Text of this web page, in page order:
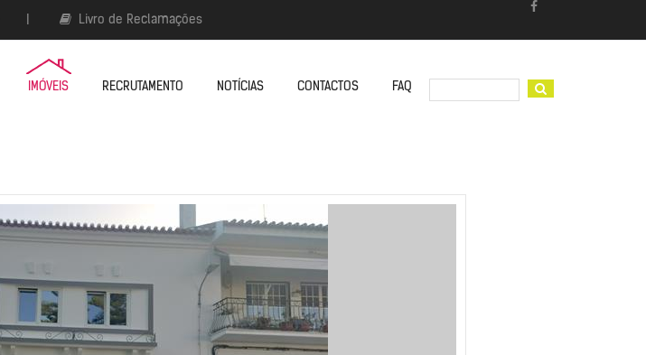
Livro de Reclamações
IMÓVEIS RECRUTAMENTO NOTÍCIAS CONTACTOS FAQ